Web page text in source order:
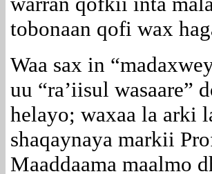
tobonaan qofi wax
Waa sax in
uu “ra’iisul wasaare”
helayo; waxaa la arki
shaqaynaya markii
Maaddaama maalmo